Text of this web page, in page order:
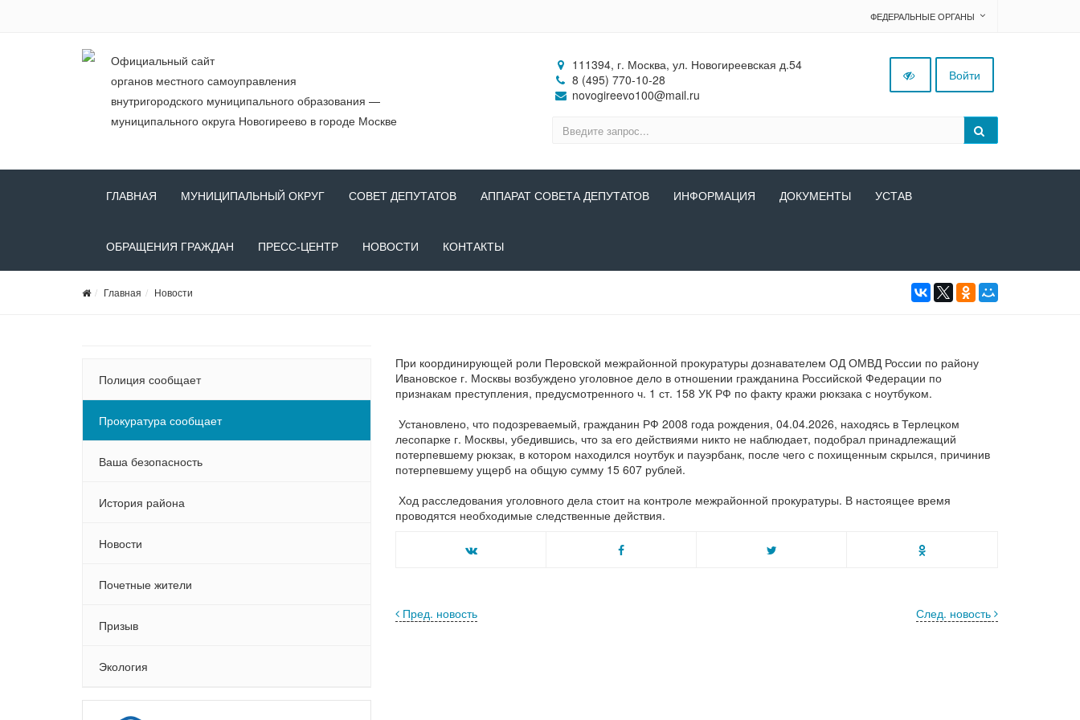
ФЕДЕРАЛЬНЫЕ ОРГАНЫ
Официальный сайт
органов местного самоуправления
внутригородского муниципального образования —
муниципального округа Новогиреево в городе Москве
111394, г. Москва, ул. Новогиреевская д.54
8 (495) 770-10-28
novogireevo100@mail.ru
Войти
ГЛАВНАЯ МУНИЦИПАЛЬНЫЙ ОКРУГ СОВЕТ ДЕПУТАТОВ АППАРАТ СОВЕТА ДЕПУТАТОВ ИНФОРМАЦИЯ ДОКУМЕНТЫ УСТАВ
ОБРАЩЕНИЯ ГРАЖДАН ПРЕСС-ЦЕНТР НОВОСТИ КОНТАКТЫ
Главная Новости
Полиция сообщает
Прокуратура сообщает
Ваша безопасность
История района
Новости
Почетные жители
Призыв
Экология
При координирующей роли Перовской межрайонной прокуратуры дознавателем ОД ОМВД России по району
Ивановское г. Москвы возбуждено уголовное дело в отношении гражданина Российской Федерации по
признакам преступления, предусмотренного ч. 1 ст. 158 УК РФ по факту кражи рюкзака с ноутбуком.
Установлено, что подозреваемый, гражданин РФ 2008 года рождения, 04.04.2026, находясь в Терлецком
лесопарке г. Москвы, убедившись, что за его действиями никто не наблюдает, подобрал принадлежащий
потерпевшему рюкзак, в котором находился ноутбук и пауэрбанк, после чего с похищенным скрылся, причинив
потерпевшему ущерб на общую сумму 15 607 рублей.
Ход расследования уголовного дела стоит на контроле межрайонной прокуратуры. В настоящее время
проводятся необходимые следственные действия.
След. новость
Пред. новость